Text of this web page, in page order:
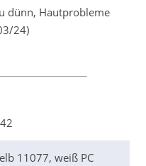
dünn, Hautprobleme
24)
11077, weiß PC